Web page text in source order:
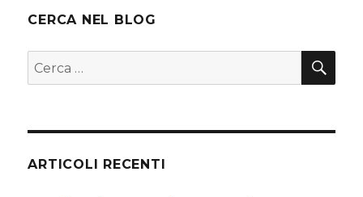
CERCA NEL BLOG
Cerca:
ARTICOLI RECENTI